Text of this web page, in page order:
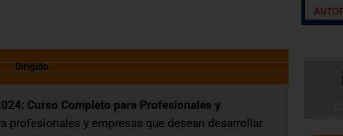
Dirigido
Curso Completo para Profesionales y
profesionales y empresas que desean desarrollar